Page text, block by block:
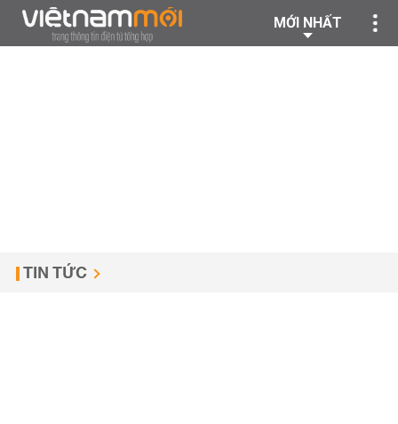
MỚI NHẤT
TIN TỨC